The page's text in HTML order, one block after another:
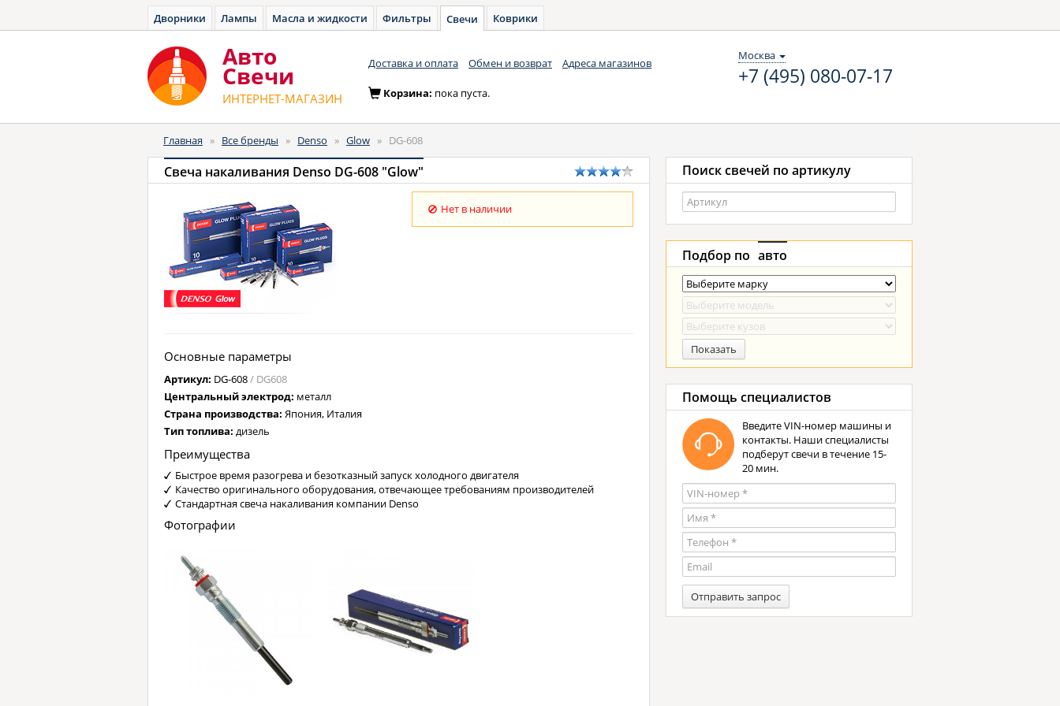
Дворники Лампы Масла и жидкости Фильтры Свечи Коврики
Авто
Cвечи
ИНТЕРНЕТ-МАГАЗИН
Доставка и оплата Обмен и возврат Адреса магазинов
Москва
+7 (495) 080-07-17
Корзина: пока пуста.
Главная » Все бренды » Denso » Glow » DG-608
Свеча накаливания Denso DG-608 "Glow"
Нет в наличии
Основные параметры
Артикул: DG-608/ DG608
Центральный электрод: металл
Страна производства: Япония, Италия
Тип топлива: дизель
Преимущества
Быстрое время разогрева и безотказный запуск холодного двигателя
Качество оригинального оборудования, отвечающее требованиям производителей
Стандартная свеча накаливания компании Denso
Фотографии
Поиск свечей по артикулу
Подбор по авто
Показать
Помощь специалистов
Введите VIN-номер машины и
контакты. Наши специалисты
подберут свечи в течение 15-
20 мин.
Отправить запрос